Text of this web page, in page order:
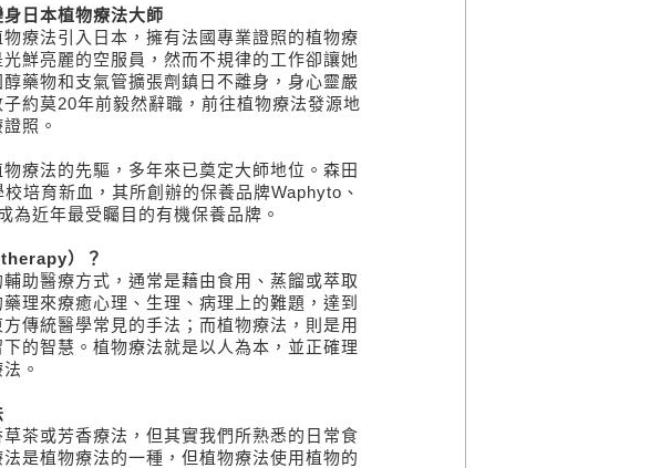
日本植物療法大師
療法引入日本，擁有法國專業證照的植物療
鮮亮麗的空服員，然而不規律的工作卻讓她
藥物和支氣管擴張劑鎮日不離身，身心靈嚴
約莫20年前毅然辭職，前往植物療法發源地
照。
療法的先驅，多年來已奠定大師地位。森田
培育新血，其所創辦的保養品牌Waphyto、
為近年最受矚目的有機保養品牌。
）？
助醫療方式，通常是藉由食用、蒸餾或萃取
理來療癒心理、生理、病理上的難題，達到
傳統醫學常見的手法；而植物療法，則是用
的智慧。植物療法就是以人為本，並正確理
。
茶或芳香療法，但其實我們所熟悉的日常食
是植物療法的一種，但植物療法使用植物的